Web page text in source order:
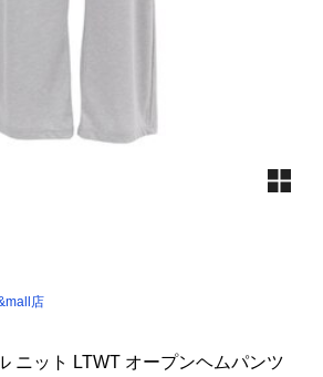
店
ニット LTWT オープンヘムパンツ